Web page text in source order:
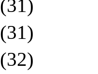
(31)
(31)
(32)